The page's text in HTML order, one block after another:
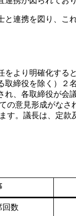
連携を図り、
より明確化す
締役を除く）
、各取締役が
意見形成がな
。議長は、定
回数